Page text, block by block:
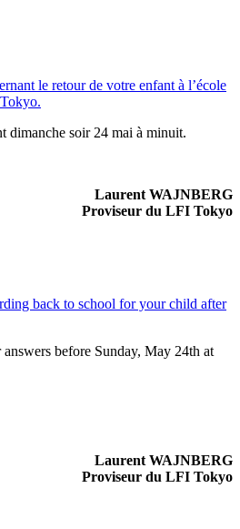
le retour de votre enfant à l’école
dimanche soir 24 mai à minuit.
Laurent WAJNBERG
Proviseur du LFI Tokyo
back to school for your child after
before Sunday, May 24th at
Laurent WAJNBERG
Proviseur du LFI Tokyo